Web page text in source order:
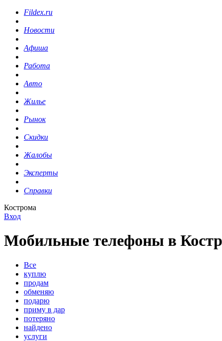
Fildex.ru
Новости
Афиша
Работа
Авто
Жилье
Рынок
Скидки
Жалобы
Эксперты
Справки
Кострома
Вход
Мобильные телефоны в
Все
куплю
продам
обменяю
подарю
приму в дар
потеряно
найдено
услуги